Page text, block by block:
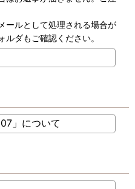
ールとして処理される場合が
ダもご確認ください。